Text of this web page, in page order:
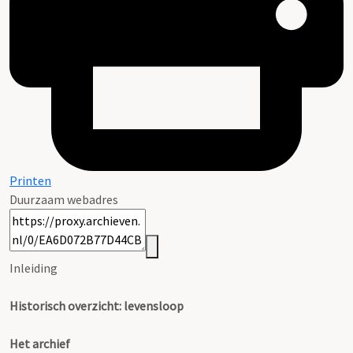
Printen
Duurzaam webadres
Inleiding
Historisch overzicht: levensloop
Het archief